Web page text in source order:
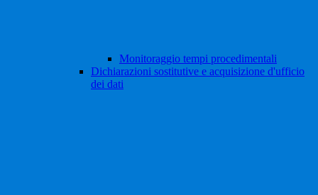
Monitoraggio tempi procedimentali
Dichiarazioni sostitutive e acquisizione d'ufficio
dei dati